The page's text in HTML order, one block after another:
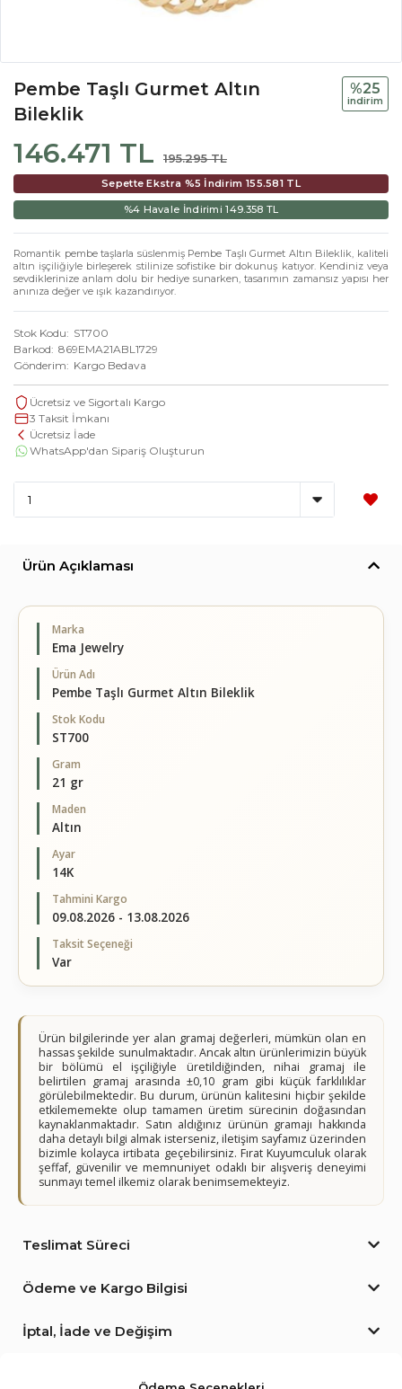
Pembe Taşlı Gurmet Altın
Bileklik
146.471 TL 195.295 TL
%25
i̇ndi̇ri̇m
Sepette Ekstra %5 İndirim 155.581 TL
%4 Havale İndirimi149.358 TL
Romantik pembe taşlarla süslenmiş Pembe Taşlı Gurmet Altın Bileklik, kaliteli
altın işçiliğiyle birleşerek stilinize sofistike bir dokunuş katıyor. Kendiniz veya
sevdiklerinize anlam dolu bir hediye sunarken, tasarımın zamansız yapısı her
anınıza değer ve ışık kazandırıyor.
Stok Kodu
ST700
Barkod 869EMA21ABL1729
Gönderim
Kargo Bedava
Ücretsiz ve Sigortalı Kargo
3 Taksit İmkanı
Ücretsiz İade
WhatsApp'dan Sipariş Oluşturun
Ürün Açıklaması
Marka
Ema Jewelry
Ürün Adı
Pembe Taşlı Gurmet Altın Bileklik
Stok Kodu
ST700
Gram
21 gr
Maden
Altın
Ayar
14K
Tahmini Kargo
09.08.2026 - 13.08.2026
Taksit Seçeneği
Var
Ürün bilgilerinde yer alan gramaj değerleri, mümkün olan en
hassas şekilde sunulmaktadır. Ancak altın ürünlerimizin büyük
bir bölümü el işçiliğiyle üretildiğinden, nihai gramaj ile
belirtilen gramaj arasında ±0,10 gram gibi küçük farklılıklar
görülebilmektedir. Bu durum, ürünün kalitesini hiçbir şekilde
etkilememekte olup tamamen üretim sürecinin doğasından
kaynaklanmaktadır. Satın aldığınız ürünün gramajı hakkında
daha detaylı bilgi almak isterseniz, iletişim sayfamız üzerinden
bizimle kolayca irtibata geçebilirsiniz. Fırat Kuyumculuk olarak
şeffaf, güvenilir ve memnuniyet odaklı bir alışveriş deneyimi
sunmayı temel ilkemiz olarak benimsemekteyiz.
Teslimat Süreci
Ödeme ve Kargo Bilgisi
İptal, İade ve Değişim